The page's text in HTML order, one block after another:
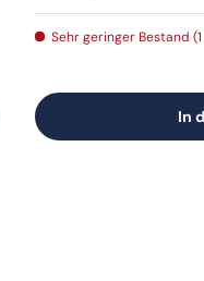
Sehr geringer Bestand
In